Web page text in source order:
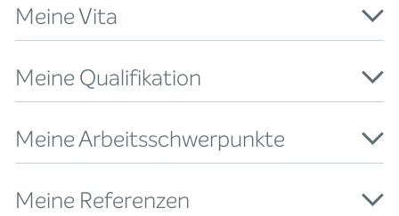
Meine Vita
Meine Qualifikation
Meine Arbeitsschwerpunkte
Meine Referenzen